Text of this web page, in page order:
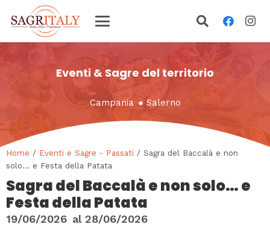
Eventi & Sagre del territorio
Campania ● Salerno
Home / Eventi e Sagre - Passati / Sagra del Baccalà e non
solo… e Festa della Patata
Sagra del Baccalà e non solo… e
Festa della Patata
19/06/2026 al 28/06/2026